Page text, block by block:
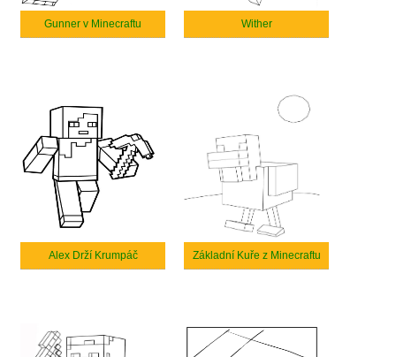
Gunner v Minecraftu Wither
Alex Drží Krumpáč Základní Kuře z Minecraftu